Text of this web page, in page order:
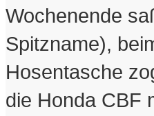
Wochenende
Spitzname),
Hosentasche
die Honda CBF